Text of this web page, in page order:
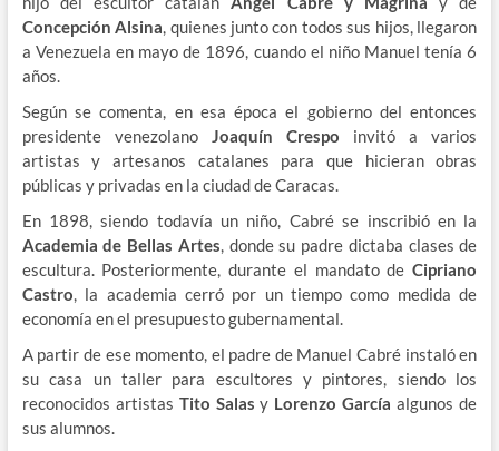
Concepción Alsina, quienes junto con todos sus hijos, llegaron
a Venezuela en mayo de 1896, cuando el niño Manuel tenía 6
años.
Según se comenta, en esa época el gobierno del entonces
presidente venezolano Joaquín Crespo invitó a varios
artistas y artesanos catalanes para que hicieran obras
públicas y privadas en la ciudad de Caracas.
En 1898, siendo todavía un niño, Cabré se inscribió en la
Academia de Bellas Artes, donde su padre dictaba clases de
escultura. Posteriormente, durante el mandato deCipriano
Castro, la academia cerró por un tiempo como medida de
economía en el presupuesto gubernamental.
A partir de ese momento, el padre de Manuel Cabré instaló en
su casa un taller para escultores y pintores, siendo los
reconocidos artistas Tito Salas y Lorenzo García algunos de
sus alumnos.